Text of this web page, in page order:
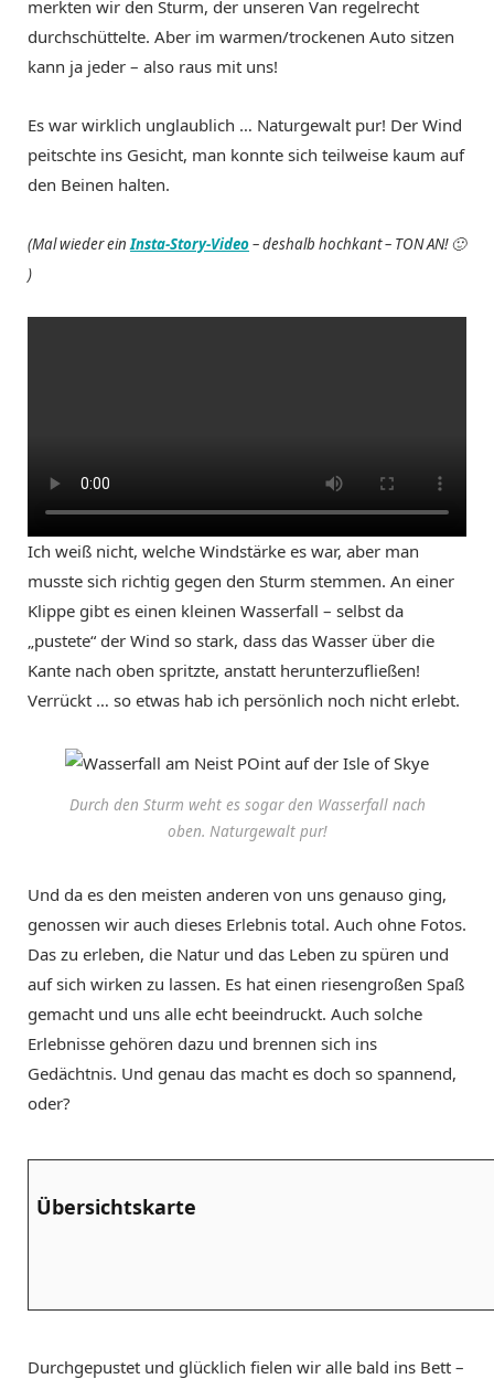
merkten wir den Sturm, der unseren Van regelrecht
durchschüttelte. Aber im warmen/trockenen Auto sitzen
kann ja jeder – also raus mit uns!
Es war wirklich unglaublich … Naturgewalt pur! Der Wind
peitschte ins Gesicht, man konnte sich teilweise kaum auf
den Beinen halten.
(Mal wieder einInsta-Story-Video– deshalb hochkant – TON AN! 🙂
)
Ich weiß nicht, welche Windstärke es war, aber man
musste sich richtig gegen den Sturm stemmen. An einer
Klippe gibt es einen kleinen Wasserfall – selbst da
„pustete“ der Wind so stark, dass das Wasser über die
Kante nach oben spritzte, anstatt herunterzufließen!
Verrückt … so etwas hab ich persönlich noch nicht erlebt.
Durch den Sturm weht es sogar den Wasserfall nach
oben. Naturgewalt pur!
Und da es den meisten anderen von uns genauso ging,
genossen wir auch dieses Erlebnis total. Auch ohne Fotos.
Das zu erleben, die Natur und das Leben zu spüren und
auf sich wirken zu lassen. Es hat einen riesengroßen Spaß
gemacht und uns alle echt beeindruckt. Auch solche
Erlebnisse gehören dazu und brennen sich ins
Gedächtnis. Und genau das macht es doch so spannend,
oder?
Übersichtskarte
Durchgepustet und glücklich fielen wir alle bald ins Bett –